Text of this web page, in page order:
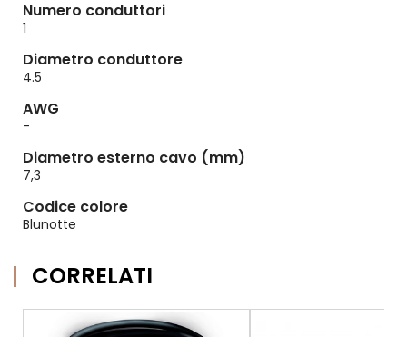
Numero conduttori
1
Diametro conduttore
4.5
AWG
-
Diametro esterno cavo (mm)
7,3
Codice colore
Blunotte
CORRELATI